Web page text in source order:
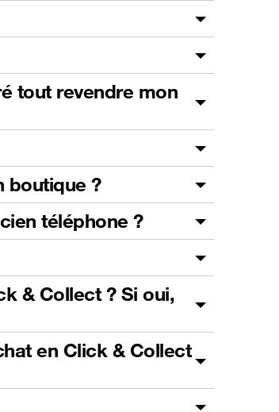
tout revendre mon
boutique ?
téléphone ?
& Collect ? Si oui,
en Click & Collect